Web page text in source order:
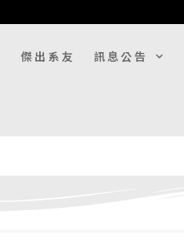
傑出系友 訊息公告